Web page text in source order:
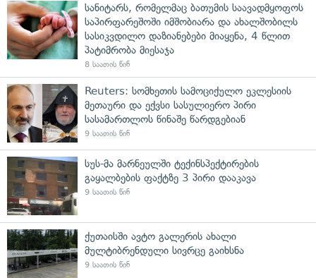
სანიტარს, რომელმაც ბათუმის საავადმყოფოს
საპირფარეშოში იმშობიარა და ახალშობილს
სასიკვდილო დაზიანებები მიაყენა, 4 წლით
პატიმრობა მიესაჯა
8 საათის წინ
Reuters: სომხეთის სამოციქულო ეკლესიის
მეთაური და ექვსი სასულიერო პირი
სასამართლოს წინაშე წარდგებიან
9 საათის წინ
სუს-მა მარნეულში ტექინსპექტირების
გაყალბების ფაქტზე 3 პირი დააკავა
9 საათის წინ
ქუთაისში ავტო გალერის ახალი
მულტიბრენდული სივრცე გაიხსნა
9 საათის წინ